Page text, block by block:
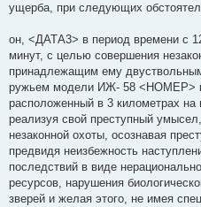
ущерба, при следующих
он, <ДАТА3> в период времени с
минут, с целью совершения
принадлежащим ему
ружьем модели ИЖ- 58 <НОМЕР>
расположенный в 3 километрах
реализуя свой преступный
незаконной охоты, осознавая
предвидя неизбежность
последствий в виде
ресурсов, нарушения
зверей и желая этого, не имея